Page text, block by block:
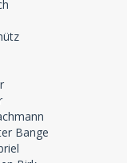
Bange